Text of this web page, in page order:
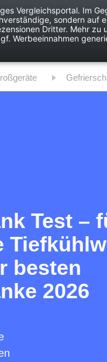
Digitales Drogerie
Test –
besten
2026
Vergleichsportal. Im
sondern auf
Dritter. Mehr
Werbeeinnahmen